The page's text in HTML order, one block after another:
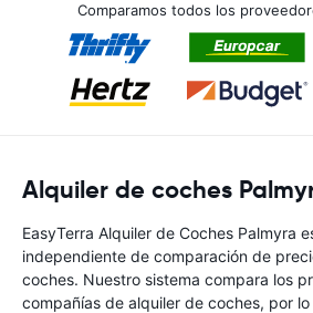
Comparamos todos los
Alquiler de coches
EasyTerra Alquiler de Coches Palmyra
independiente de comparación de
coches. Nuestro sistema compara los
compañías de alquiler de coches, por